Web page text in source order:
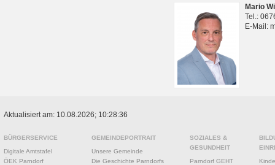
Mario
Tel.:
E-Mail:
Aktualisiert am: 10.08.2026; 10:28:36
BÜRGERSERVICE
Digitale Amtstafel
ÖEK Parndorf
GEMEINDEPORTRAIT
Unsere Gemeinde
Die Geschichte Parndorfs
SOZIALES &
GESUNDHEIT
Parndorf GEHT